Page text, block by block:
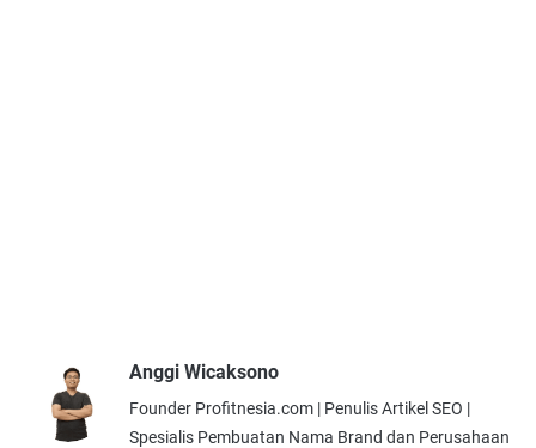
Anggi Wicaksono
Founder Profitnesia.com | Penulis Artikel SEO |
Spesialis Pembuatan Nama Brand dan Perusahaan